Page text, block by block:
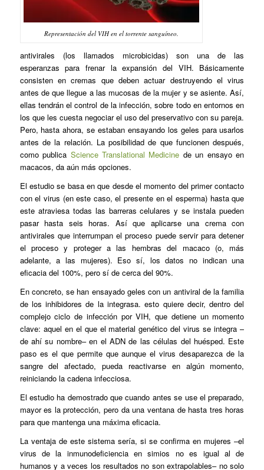
Representación del VIH en el torrente sanguíneo.
antivirales (los llamados microbicidas) son una de las
esperanzas para frenar la expansión del VIH. Básicamente
consisten en cremas que deben actuar destruyendo el virus
antes de que llegue a las mucosas de la mujer y se asiente. Así,
ellas tendrán el control de la infección, sobre todo en entornos en
los que les cuesta negociar el uso del preservativo con su pareja.
Pero, hasta ahora, se estaban ensayando los geles para usarlos
antes de la relación. La posibilidad de que funcionen después,
como publica Science Translational Medicine de un ensayo en
macacos, da aún más opciones.
El estudio se basa en que desde el momento del primer contacto
con el virus (en este caso, el presente en el esperma) hasta que
este atraviesa todas las barreras celulares y se instala pueden
pasar hasta seis horas. Así que aplicarse una crema con
antivirales que interrumpan el proceso puede servir para detener
el proceso y proteger a las hembras del macaco (o, más
adelante, a las mujeres). Eso sí, los datos no indican una
eficacia del 100%, pero sí de cerca del 90%.
En concreto, se han ensayado geles con un antiviral de la familia
de los inhibidores de la integrasa. esto quiere decir, dentro del
complejo ciclo de infección por VIH, que detiene un momento
clave: aquel en el que el material genético del virus se integra –
de ahí su nombre– en el ADN de las células del huésped. Este
paso es el que permite que aunque el virus desaparezca de la
sangre del afectado, pueda reactivarse en algún momento,
reiniciando la cadena infecciosa.
El estudio ha demostrado que cuando antes se use el preparado,
mayor es la protección, pero da una ventana de hasta tres horas
para que mantenga una máxima eficacia.
La ventaja de este sistema sería, si se confirma en mujeres –el
virus de la inmunodeficiencia en simios no es igual al de
humanos y a veces los resultados no son extrapolables– no solo